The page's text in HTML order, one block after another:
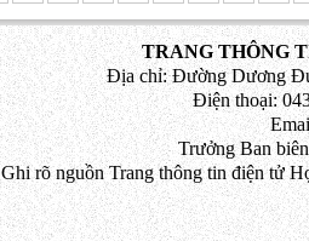
TRANG THÔNG
Địa chỉ: Đường Dương
Điện thoại:
Trưởng Ban
Ghi rõ nguồn Trang thông tin điện tử